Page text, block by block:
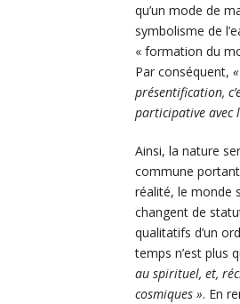
qu’un mode de
symbolisme de
« formation du
Par conséquent,
présentification,
participative avec
Ainsi, la nature
commune portant
réalité, le monde
changent de
qualitatifs d’un
temps n’est plus
au spirituel, et,
cosmiques ». En